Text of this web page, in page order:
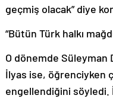
geçmiş olacak” diye
“Bütün Türk halkı
O dönemde
İlyas ise, öğrenciyken
engellendiğini